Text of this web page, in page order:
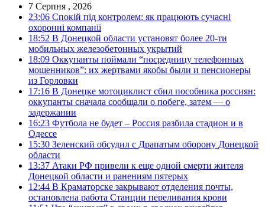
7 Серпня , 2026
23:06 Спокій під контролем: як працюють сучасні
охоронні компанії
18:52 В Донецкой области установят более 20-ти
мобильных железобетонных укрытий
18:09 Оккупанты поймали “посредницу телефонных
мошенников”: их жертвами якобы были и пенсионеры
из Горловки
17:16 В Донецке мотоциклист сбил пособника россиян:
оккупанты сначала сообщали о побеге, затем — о
задержании
16:23 Футбола не будет – Россия разбила стадион и в
Одессе
15:30 Зеленский обсудил с Драпатым оборону Донецкой
области
13:37 Атаки РФ привели к еще одной смерти жителя
Донецкой области и ранениям пятерых
12:44 В Краматорске закрывают отделения почты,
остановлена работа Станции переливания крови